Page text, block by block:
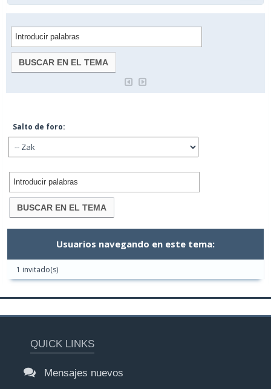
Salto de foro:
Usuarios navegando en este tema:
1 invitado(s)
QUICK LINKS
Mensajes nuevos